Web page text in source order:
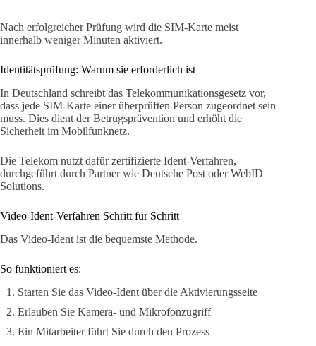
Nach erfolgreicher Prüfung wird die SIM-Karte meist
innerhalb weniger Minuten aktiviert.
Identitätsprüfung: Warum sie erforderlich ist
In Deutschland schreibt das Telekommunikationsgesetz vor,
dass jede SIM-Karte einer überprüften Person zugeordnet sein
muss. Dies dient der Betrugsprävention und erhöht die
Sicherheit im Mobilfunknetz.
Die Telekom nutzt dafür zertifizierte Ident-Verfahren,
durchgeführt durch Partner wie Deutsche Post oder WebID
Solutions.
Video-Ident-Verfahren Schritt für Schritt
Das Video-Ident ist die bequemste Methode.
So funktioniert es:
Starten Sie das Video-Ident über die Aktivierungsseite
Erlauben Sie Kamera- und Mikrofonzugriff
Ein Mitarbeiter führt Sie durch den Prozess